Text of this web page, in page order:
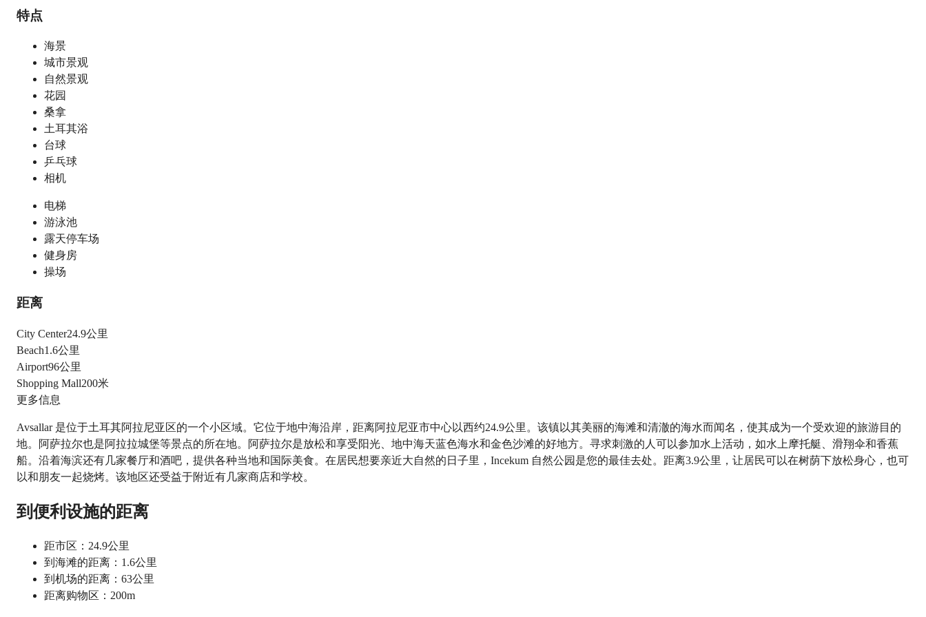
特点
海景
城市景观
自然景观
花园
桑拿
土耳其浴
台球
乒乓球
相机
电梯
游泳池
露天停车场
健身房
操场
距离
City Center24.9公里
Beach1.6公里
Airport96公里
Shopping Mall200米
更多信息
Avsallar 是位于土耳其阿拉尼亚区的一个小区域。它位于地中海沿岸，距离阿拉尼亚市中心以西约24.9公里。该镇以其美丽的海滩和清澈的海水而闻名，使其成为一个受欢迎的旅游目的
地。阿萨拉尔也是阿拉拉城堡等景点的所在地。阿萨拉尔是放松和享受阳光、地中海天蓝色海水和金色沙滩的好地方。寻求刺激的人可以参加水上活动，如水上摩托艇、滑翔伞和香蕉
船。沿着海滨还有几家餐厅和酒吧，提供各种当地和国际美食。在居民想要亲近大自然的日子里，Incekum 自然公园是您的最佳去处。距离3.9公里，让居民可以在树荫下放松身心，也可
以和朋友一起烧烤。该地区还受益于附近有几家商店和学校。
到便利设施的距离
距市区：24.9公里
到海滩的距离：1.6公里
到机场的距离：63公里
距离购物区：200m